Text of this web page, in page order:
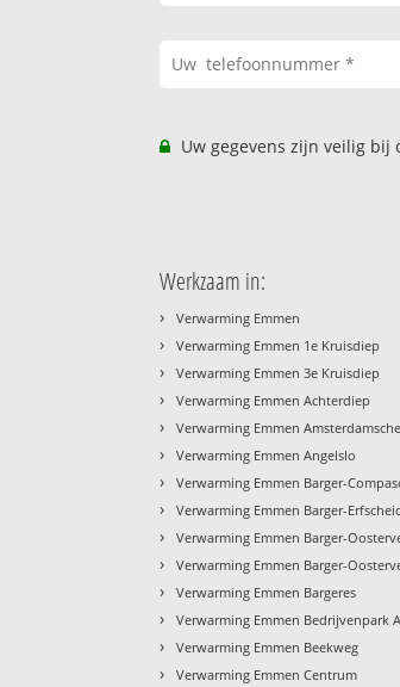
Uw gegevens zijn veilig bij
Werkzaam in:
› Verwarming Emmen
› Verwarming Emmen 1e Kruisdiep
› Verwarming Emmen 3e Kruisdiep
› Verwarming Emmen Achterdiep
› Verwarming Emmen
› Verwarming Emmen Angelslo
› Verwarming Emmen Barger-
› Verwarming Emmen Barger-
› Verwarming Emmen Barger-
› Verwarming Emmen Barger-
› Verwarming Emmen Bargeres
› Verwarming Emmen Bedrijvenpark
› Verwarming Emmen Beekweg
› Verwarming Emmen Centrum